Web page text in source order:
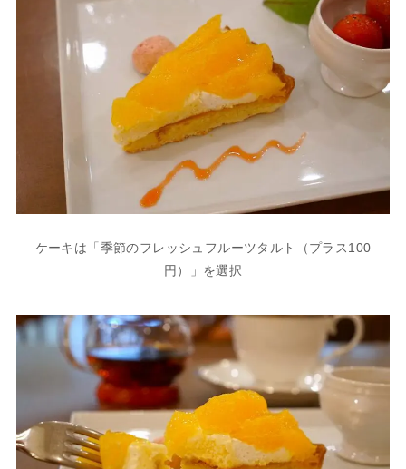
ケーキは「季節のフレッシュフルーツタルト（プラス100
円）」を選択